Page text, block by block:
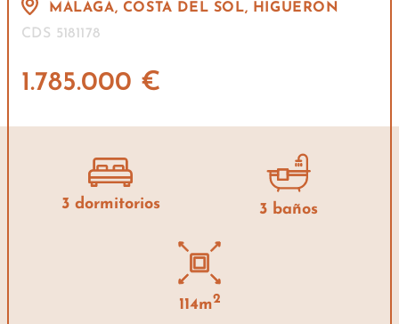
MÁLAGA, COSTA DEL SOL, HIGUERON
CDS 5181178
1.785.000 €
3 dormitorios 3 baños
114m2